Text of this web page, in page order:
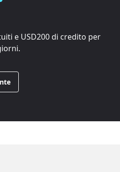
e USD200di credito per